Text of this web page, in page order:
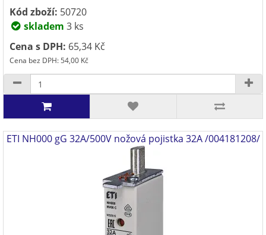
Kód zboží: 50720
skladem 3 ks
Cena s DPH: 65,34 Kč
Cena bez DPH: 54,00 Kč
ETI NH000 gG 32A/500V nožová pojistka 32A /004181208/